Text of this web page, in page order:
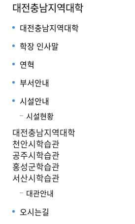
대전충남지역대학
대전충남지역대학
학장 인사말
연혁
부서안내
시설안내
시설현황
대전충남지역대학
천안시학습관
공주시학습관
홍성군학습관
서산시학습관
대관안내
오시는길